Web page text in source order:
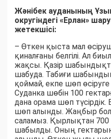
Жәнібек ауданының
округіндегі «Ерлан»
жетекшісі:
– Өткен қыста мал
қиналғаны белгілі. Ал
жақсы. Қазір
шабуда. Табиғи
қоймай, екпе шөп
Суданка шөбін 100
дана орама шөп
шөп алынды. Жаңбыр
саламыз. Қырлықтан
шабылды. Оның